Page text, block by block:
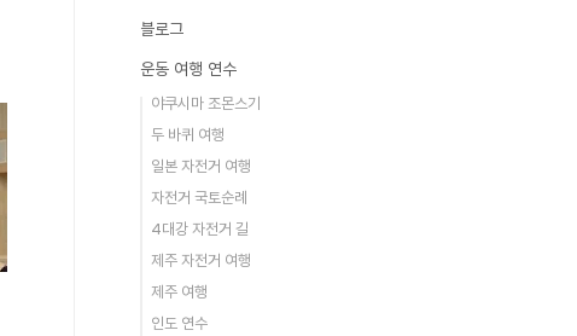
블로그
운동 여행 연수
야쿠시마 조몬스기
두 바퀴 여행
일본 자전거 여행
자전거 국토순례
4대강 자전거 길
제주 자전거 여행
제주 여행
인도 연수